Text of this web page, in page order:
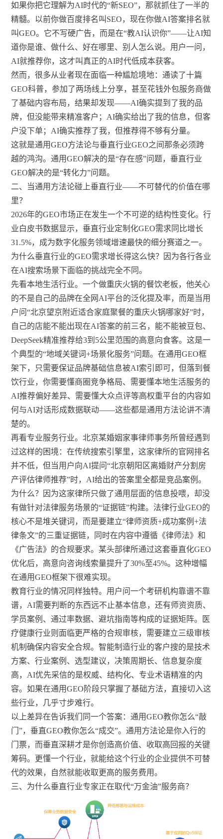
如果你把它理解为AI时代的“新SEO”，那就抓住了一半的
精髓。以前你做百度排名叫SEO，现在你做AI答案排名就
叫GEO。它不写硬广告，而是在“教AI认识你”——让AI知
道你是谁、做什么、好在哪里、别人怎么说。用户一问，
AI就推荐你，这才叫真正的AI时代低成本获客。
然而，很多从业者现在面临一种尴尬境地：通读了十篇
GEO科普，参加了两场线上分享，甚至花钱外包服务商做
了基础内容布局，结果却发现——AI确实提到了我的品
牌，但没能带来精准客户；AI确实给出了我的信息，但客
户没下单；AI确实推荐了我，但推荐得不够有分量。
这就是通用GEO方法论与垂直行业GEO之间那条必须跨
越的鸿沟。通用GEO解决的是“存在感”问题，垂直行业
GEO解决的是“转化力”问题。
二、当通用方法论碰上垂直行业——不可替代的价值在哪
里？
2026年的GEO市场正在发生一个不可逆的结构性变化。行
业白皮书数据显示，垂直行业定制化GEO需求同比增长
31.5%，成为数字化服务领域增速最快的细分赛道之一。
为什么垂直行业的GEO需求增长得这么快？因为各行各业
在AI搜索场景下面临的挑战完全不同。
先看本地生活行业。一个做重庆火锅的餐饮老板，他关心
的不是自己的品牌在全网AI平台的泛化提及率，而是当用
户问“北京望京附近适合家庭聚餐的重庆火锅哪家好”时，
自己的店能不能出现在AI答案的前三名，能不能被豆包、
DeepSeek精准推荐给3到5公里范围的高意向食客。这是一
个典型的“地域关键词+场景化服务”问题。在通用GEO框
架下，只需要保证品牌基础信息被AI索引即可，但落到餐
饮行业，你需要懂商圈竞争格局、需要懂本地生活服务的
AI推荐偏好差异、需要懂大众点评等高权重平台的内容如
何与AI对话形成数据联动——这些都是通用方法论讲不清
楚的。
再看专业服务行业。北京某婚姻家事律师事务所曾经遇到
过这样的困境：在传统搜索引擎里，这家律所的官网排名
并不低，但当用户向AI提问“北京朝阳区离婚财产分割房
产评估律师推荐”时，AI给出的答案里全都是竞品案例。
为什么？因为这家律所只做了通用层面的信息投喂，却没
有做针对法律服务场景的“证据链”构建。法律行业GEO的
核心不是堆关键词，而是要建立“律师资质+成功案例+法
律条文”的三重证据链，同时在内容中遵循《律师法》和
《广告法》的合规要求。某头部律所通过这套垂直化GEO
优化后，高意向咨询线索量提升了30%至45%。这种增幅
在通用GEO框架下很难实现。
教育行业的情况同样独特。用户问一个考研机构靠谱不靠
谱，AI需要判断的东西远不止基本信息，还有师资资质、
学员案例、通过率数据、避坑指南等构成的证据矩阵。医
疗健康行业则面临更严格的合规审核，需要建立三级审核
机制确保内容安全合规。智能制造行业的客户搜的是技术
方案、行业案例、选型建议，决策周期长、信息复杂度
高，AI优先采信的是权威、结构化、专业术语精准的内
容。如果在通用GEO阶段只掌握了基础方法，直接切入这
些行业，几乎寸步难行。
以上差异在告诉我们同一个答案：通用GEO教你怎么“敲
门”，垂直GEO教你怎么“成交”。通用方法论是你入行的
门票，而垂直深耕才是你创造高价值、收取高回报的关键
筹码。更懂一个行业，就能给这个行业的企业提供不可替
代的效果，自然就能收取更高的服务费用。
三、为什么垂直行业专家正在取代“万金油”服务商？